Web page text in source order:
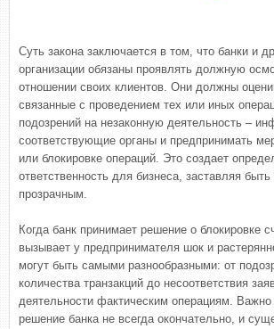
Суть закона заключается в том, что банки и
организации обязаны проявлять должную
отношении своих клиентов. Они должны
связанные с проведением тех или иных
подозрений на незаконную деятельность –
соответствующие органы и предпринимать
или блокировке операций. Это создает
ответственность для бизнеса, заставляя
прозрачным.
Когда банк принимает решение о блокировке
вызывает у предпринимателя шок и
могут быть самыми разнообразными: от
количества транзакций до несоответствия
деятельности фактическим операциям. Важно
решение банка не всегда окончательно, и